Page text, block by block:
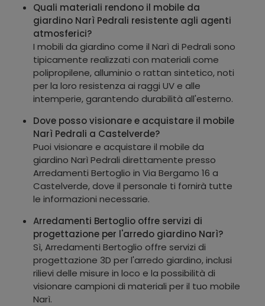
Quali materiali rendono il mobile da
giardino Narì Pedrali resistente agli agenti
atmosferici?
I mobili da giardino come il Narì di Pedrali sono
tipicamente realizzati con materiali come
polipropilene, alluminio o rattan sintetico, noti
per la loro resistenza ai raggi UV e alle
intemperie, garantendo durabilità all'esterno.
Dove posso visionare e acquistare il mobile
Narì Pedrali a Castelverde?
Puoi visionare e acquistare il mobile da
giardino Narì Pedrali direttamente presso
Arredamenti Bertoglio in Via Bergamo 16 a
Castelverde, dove il personale ti fornirà tutte
le informazioni necessarie.
Arredamenti Bertoglio offre servizi di
progettazione per l'arredo giardino Narì?
Sì, Arredamenti Bertoglio offre servizi di
progettazione 3D per l'arredo giardino, inclusi
rilievi delle misure in loco e la possibilità di
visionare campioni di materiali per il tuo mobile
Narì.